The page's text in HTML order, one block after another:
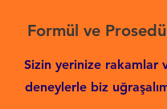
Formül ve
Sizin yerinize rakamlar
deneylerle biz